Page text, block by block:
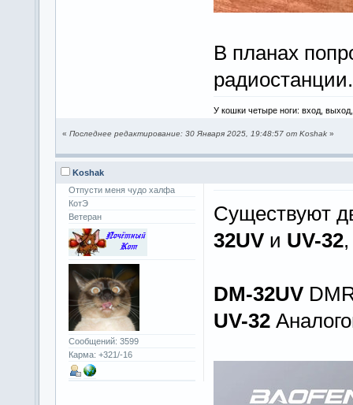
В планах
У кошки четыре ноги: вход,
« Последнее редактирование: 30 Января 2025, 19:48:57 от Koshak »
Koshak
Отпусти меня чудо халфа
КотЭ
Ветеран
Сообщений: 3599
Карма: +321/-16
Существуют
32UVи UV-32,
DM-32UV
UV-32